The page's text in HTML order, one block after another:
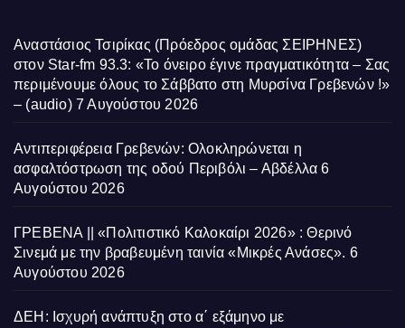
Αναστάσιος Τσιρίκας (Πρόεδρος ομάδας ΣΕΙΡΗΝΕΣ)
στον Star-fm 93.3: «Το όνειρο έγινε πραγματικότητα – Σας
περιμένουμε όλους το Σάββατο στη Μυρσίνα Γρεβενών !»
– (audio) 7 Αυγούστου 2026
Αντιπεριφέρεια Γρεβενών: Ολοκληρώνεται η
ασφαλτόστρωση της οδού Περιβόλι – Αβδέλλα 6
Αυγούστου 2026
ΓΡΕΒΕΝΑ || «Πολιτιστικό Καλοκαίρι 2026» : Θερινό
Σινεμά με την βραβευμένη ταινία «Μικρές Ανάσες». 6
Αυγούστου 2026
ΔΕΗ: Ισχυρή ανάπτυξη στο α΄ εξάμηνο με